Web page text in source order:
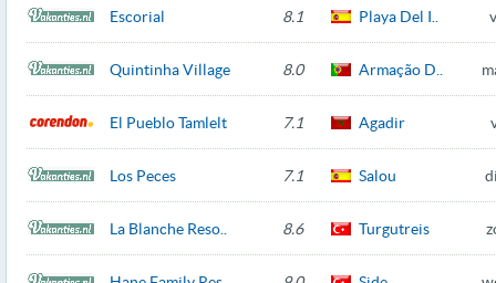
Escorial 8.1 Playa Del I..
Quintinha Village 8.0 Armação D..
El Pueblo Tamlelt 7.1 Agadir
Los Peces 7.1 Salou
La Blanche Reso.. 8.6 Turgutreis